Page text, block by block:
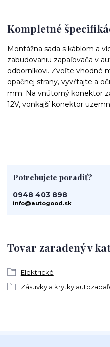
Kompletné
Montážna sada s káblom a
zabudovaniu zapaľovača v
odborníkovi. Zvoľte vhodné
opačnej strany, vyvŕtajte a
mm. Na vnútorný konektor
12V, vonkajší konektor
Tovar zaradený v
Elektrické
Zásuvky a krytky
Potrebujete poradiť?
0948 403 898
info@autogood.sk